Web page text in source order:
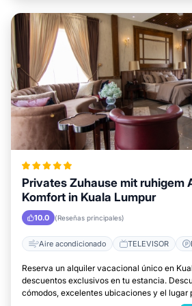
Privates Zuhause mit ruhigem
Komfort in Kuala Lumpur
10.0 (Reseñas principales)
Aire acondicionado TELEVISOR
Reserva un alquiler vacacional único en
descuentos exclusivos en tu estancia.
cómodos, excelentes ubicaciones y el lugar